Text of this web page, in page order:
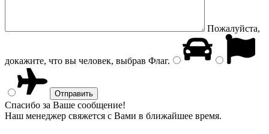
Пожалуйста,
докажите, что вы человек, выбрав Флаг.
Спасибо за Ваше сообщение!
Наш менеджер свяжется с Вами в ближайшее время.